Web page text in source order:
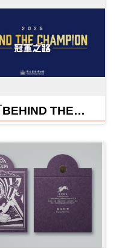
BEHIND THE
」紀念信封